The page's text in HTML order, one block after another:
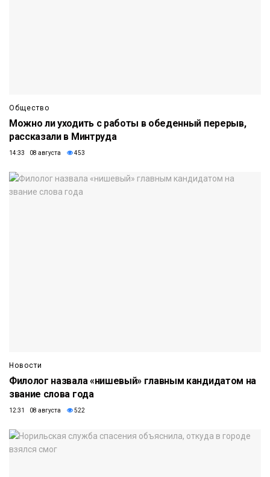
Общество
Можно ли уходить с работы в обеденный перерыв,
рассказали в Минтруда
14:33 08 августа 453
Новости
Филолог назвала «нишевый» главным кандидатом на
звание слова года
12:31 08 августа 522